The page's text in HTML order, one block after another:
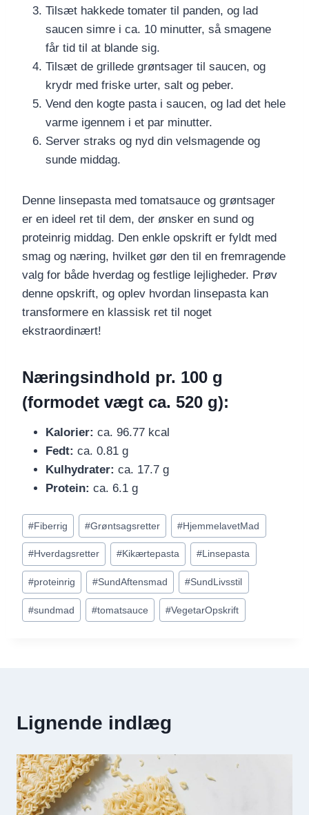
Tilsæt hakkede tomater til panden, og lad
saucen simre i ca. 10 minutter, så smagene
får tid til at blande sig.
Tilsæt de grillede grøntsager til saucen, og
krydr med friske urter, salt og peber.
Vend den kogte pasta i saucen, og lad det hele
varme igennem i et par minutter.
Server straks og nyd din velsmagende og
sunde middag.
Denne linsepasta med tomatsauce og grøntsager
er en ideel ret til dem, der ønsker en sund og
proteinrig middag. Den enkle opskrift er fyldt med
smag og næring, hvilket gør den til en fremragende
valg for både hverdag og festlige lejligheder. Prøv
denne opskrift, og oplev hvordan linsepasta kan
transformere en klassisk ret til noget
ekstraordinært!
Næringsindhold pr. 100 g
(formodet vægt ca. 520 g):
Kalorier: ca. 96.77 kcal
Fedt: ca. 0.81 g
Kulhydrater: ca. 17.7 g
Protein: ca. 6.1 g
Indlæg-
tags:
#Fiberrig #Grøntsagsretter #HjemmelavetMad
#Hverdagsretter #Kikærtepasta #Linsepasta
#proteinrig #SundAftensmad #SundLivsstil
#sundmad #tomatsauce #VegetarOpskrift
Lignende indlæg